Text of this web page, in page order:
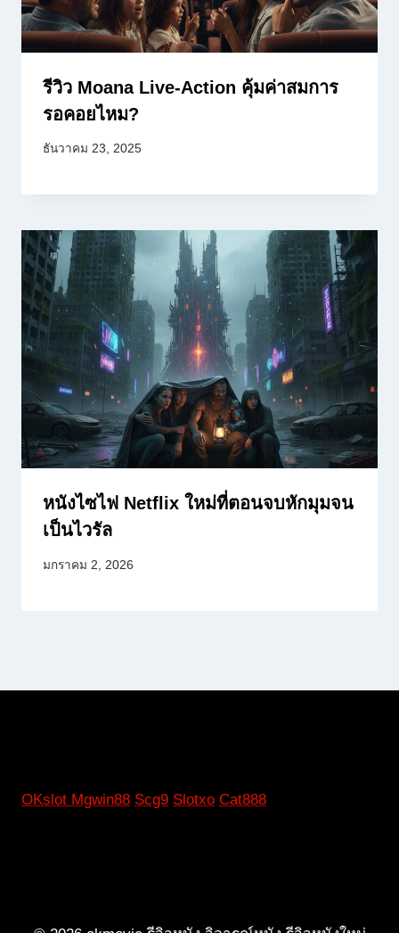
รีวิว Moana Live-Action คุ้มค่าสมการ
รอคอยไหม?
ธันวาคม 23, 2025
หนังไซไฟ Netflix ใหม่ที่ตอนจบหักมุมจน
เป็นไวรัล
มกราคม 2, 2026
OKslot Mgwin88 Scg9 Slotxo Cat888